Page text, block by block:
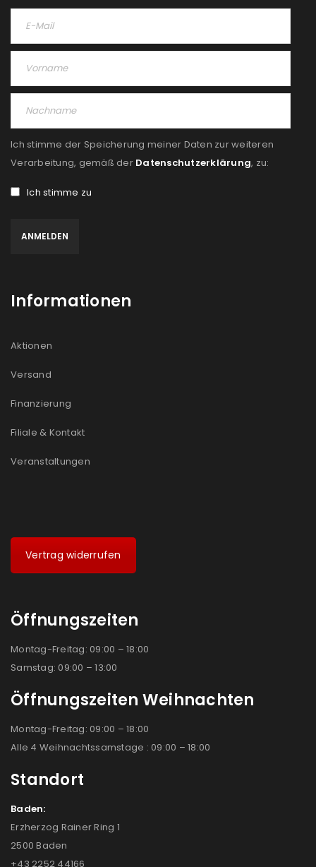
Ich stimme der Speicherung meiner Daten zur weiteren
Verarbeitung, gemäß der Datenschutzerklärung, zu:
Ich stimme zu
Informationen
Aktionen
Versand
Finanzierung
Filiale & Kontakt
Veranstaltungen
Vertrag widerrufen
Öffnungszeiten
Montag-Freitag: 09:00 – 18:00
Samstag: 09:00 – 13:00
Öffnungszeiten Weihnachten
Montag-Freitag: 09:00 – 18:00
Alle 4 Weihnachtssamstage : 09:00 – 18:00
Standort
Baden:
Erzherzog Rainer Ring 1
2500 Baden
+43 2252 44166